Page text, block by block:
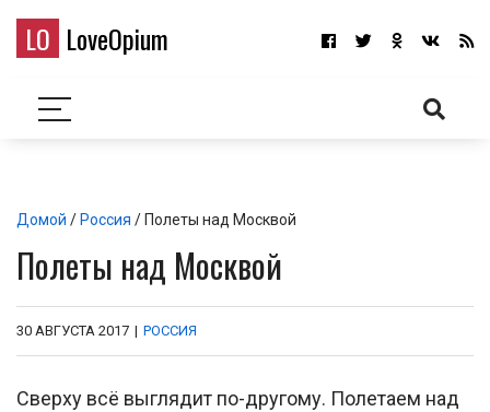
LO LoveOpium
Домой / Россия / Полеты над Москвой
Полеты над Москвой
30 АВГУСТА 2017 | РОССИЯ
Сверху всё выглядит по-другому. Полетаем над